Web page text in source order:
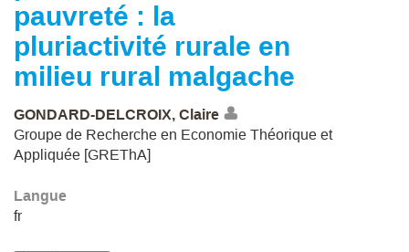
pauvreté : la
pluriactivité rurale en
milieu rural malgache
GONDARD-DELCROIX, Claire
Groupe de Recherche en Economie Théorique et
Appliquée [GREThA]
Langue
fr